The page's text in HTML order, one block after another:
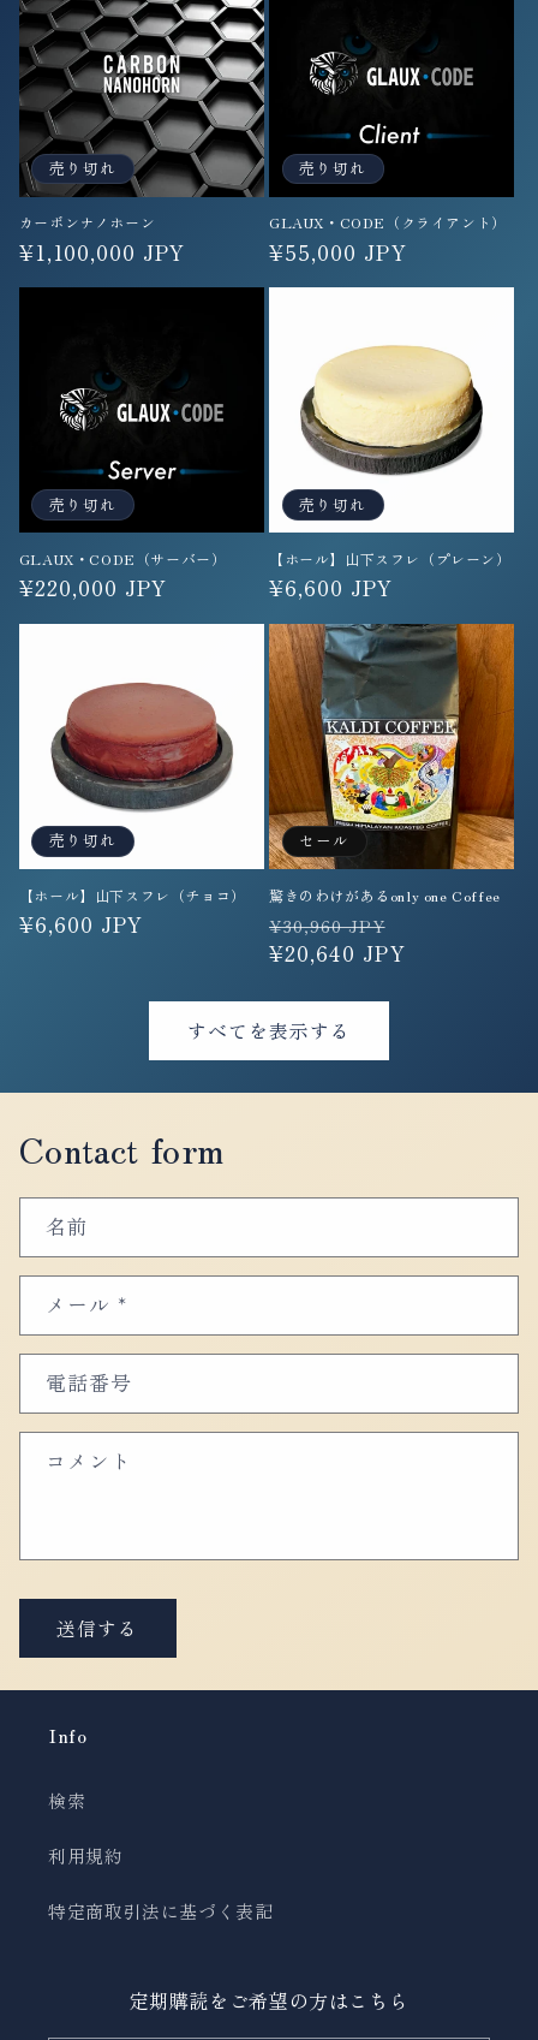
売り切れ
カーボンナノホーン
通
常
¥1,100,000 JPY
売り切れ
GLAUX・CODE（クライアント）
通
常
¥55,000 JPY
売り切れ
GLAUX・CODE（サーバー）
通
常
¥220,000 JPY
売り切れ
【ホール】山下スフレ（プレーン）
通
常
価
格
¥6,600 JPY
売り切れ
【ホール】山下スフレ（チョコ）
通
¥6,600 JPY
セール
驚きのわけがあるonly one Coffee
通
常
格
¥30,960 JPY
ー
¥20,640 JPY
すべてを表示する
Contact form
名前
メール *
電話番号
コメント
送信する
Info
検索
利用規約
特定商取引法に基づく表記
定期購読をご希望の方はこちら